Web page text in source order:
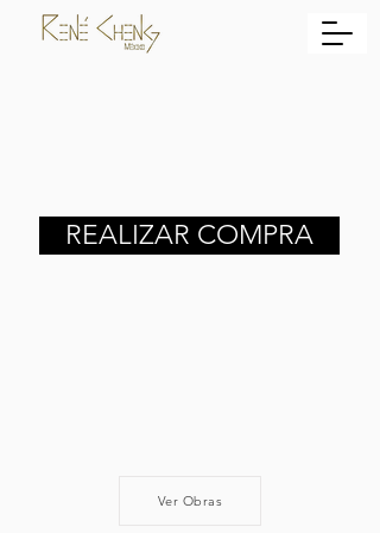
REALIZAR COMPRA
Ver Obras